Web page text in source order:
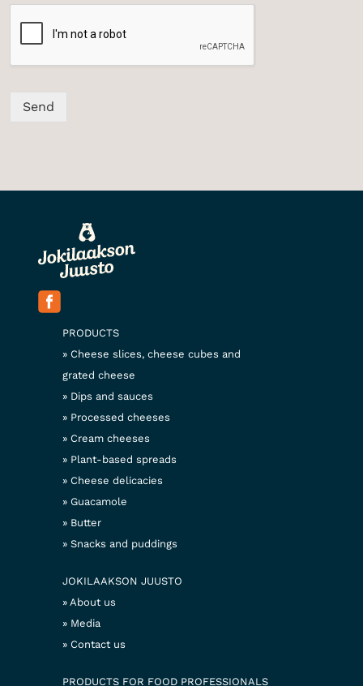
Send
PRODUCTS
Cheese slices, cheese cubes and
grated cheese
Dips and sauces
Processed cheeses
Cream cheeses
Plant-based spreads
Cheese delicacies
Guacamole
Butter
Snacks and puddings
JOKILAAKSON JUUSTO
About us
Media
Contact us
PRODUCTS FOR FOOD PROFESSIONALS